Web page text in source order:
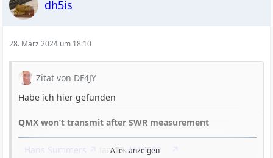
dh5is
28. März 2024 um 18:10
Zitat von DF4JY
Habe ich hier gefunden
QMX won’t transmit after SWR measurement
Hans Summers Jan 13#116582
Alles anzeigen